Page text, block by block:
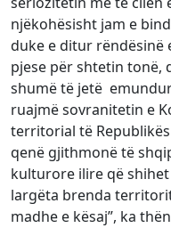
njëkohësisht jam e
duke e ditur rëndësinë
pjese për shtetin tonë,
shumë të jetë
ruajmë sovranitetin e
territorial të
qenë gjithmonë të
kulturore ilire që
largëta brenda
madhe e kësaj”, ka